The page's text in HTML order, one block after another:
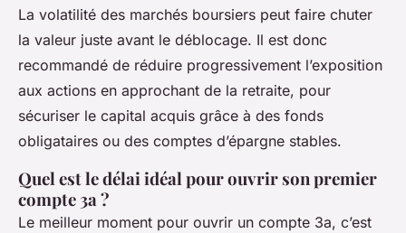
La volatilité des marchés boursiers peut faire chuter
la valeur juste avant le déblocage. Il est donc
recommandé de réduire progressivement l’exposition
aux actions en approchant de la retraite, pour
sécuriser le capital acquis grâce à des fonds
obligataires ou des comptes d’épargne stables.
Quel est le délai idéal pour ouvrir son premier
compte 3a ?
Le meilleur moment pour ouvrir un compte 3a, c’est